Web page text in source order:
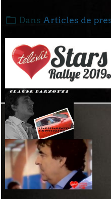
Dans Articles de